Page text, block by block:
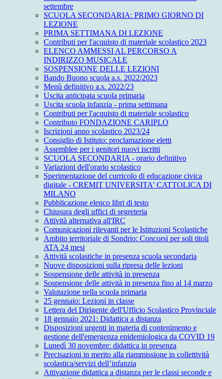
settembre
SCUOLA SECONDARIA: PRIMO GIORNO DI
LEZIONE
PRIMA SETTIMANA DI LEZIONE
Contributi per l'acquisto di materiale scolastico 2023
ELENCO AMMESSI AL PERCORSO A
INDIRIZZO MUSICALE
SOSPENSIONE DELLE LEZIONI
Bando Buono scuola a.s. 2022/2023
Menù definitivo a.s. 2022/23
Uscita anticipata scuola primaria
Uscita scuola infanzia - prima settimana
Contributi per l'acquisto di materiale scolastico
Contributo FONDAZIONE CARIPLO
Iscrizioni anno scolastico 2023/24
Consiglio di Istituto: proclamazione eletti
Assemblee per i genitori nuovi iscritti
SCUOLA SECONDARIA - orario definitivo
Variazioni dell'orario scolastico
Sperimentazione del curricolo di educazione civica
digitale - CREMIT UNIVERSITA' CATTOLICA DI
MILANO
Pubblicazione elenco libri di testo
Chiusura degli uffici di segreteria
Attività alternativa all'IRC
Comunicazioni rilevanti per le Istituzioni Scolastiche
Ambito territoriale di Sondrio: Concorsi per soli titoli
ATA 24 mesi
Attività scolastiche in presenza scuola secondaria
Nuove disposizioni sulla ripresa delle lezioni
Sospensione delle attività in presenza
Sospensione delle attività in presenza fino al 14 marzo
Valutazione nella scuola primaria
25 gennaio: Lezioni in classe
Lettera del Dirigente dell'Ufficio Scolastico Provinciale
18 gennaio 2021: Didattica a distanza
Disposizioni urgenti in materia di contenimento e
gestione dell'emergenza epidemiologica da COVID 19
Lunedì 30 novembre: didattica in presenza
Precisazioni in merito alla riammissione in collettività
scolastica/servizi dell’infanzia
Attivazione didattica a distanza per le classi seconde e